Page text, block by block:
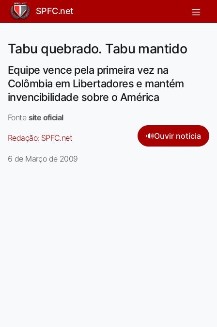
SPFC.net
Tabu quebrado. Tabu mantido
Equipe vence pela primeira vez na
Colômbia em Libertadores e mantém
invencibilidade sobre o América
Fonte site oficial
Redação: SPFC.net 🔊Ouvir notícia
6 de Março de 2009